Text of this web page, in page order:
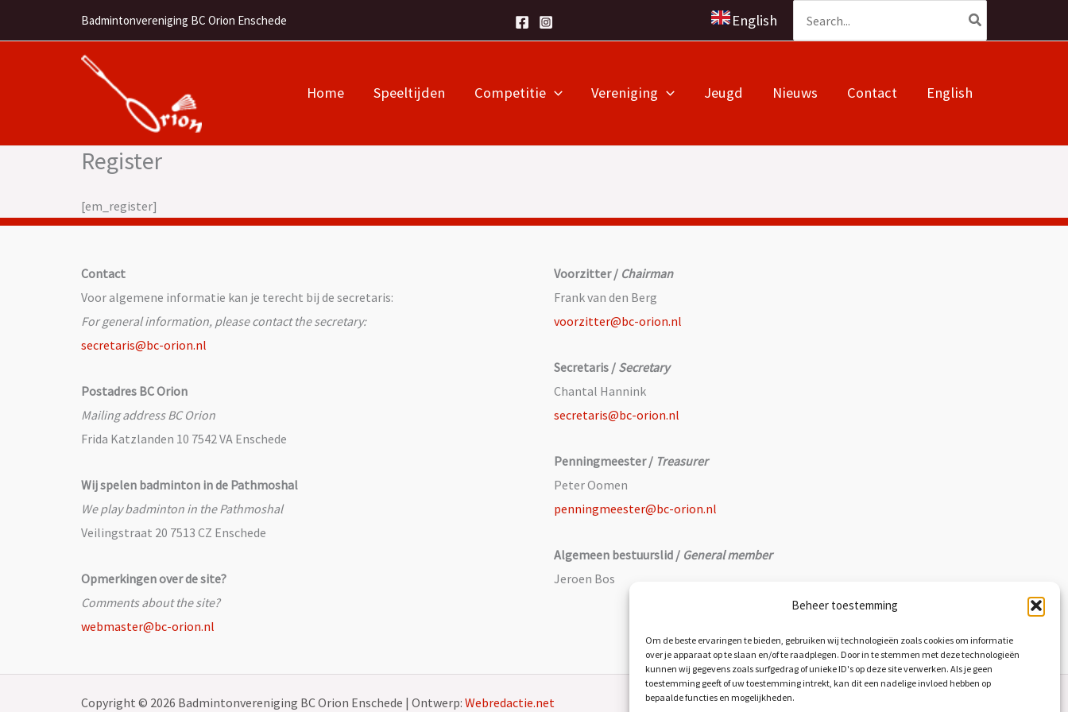
Beheer toestemming
Om de beste ervaringen te bieden, gebruiken wij technologieën zoals cookies om informatie
over je apparaat op te slaan en/of te raadplegen. Door in te stemmen met deze technologieën
kunnen wij gegevens zoals surfgedrag of unieke ID's op deze site verwerken. Als je geen
toestemming geeft of uw toestemming intrekt, kan dit een nadelige invloed hebben op
bepaalde functies en mogelijkheden.
Badmintonvereniging BC Orion Enschede English
naar:
Home Speeltijden Competitie Vereniging Jeugd Nieuws Contact English
Register
[em_register]
Contact
Voor algemene informatie kan je terecht bij de secretaris:
For general information, please contact the secretary:
secretaris@bc-orion.nl
Postadres BC Orion
Mailing address BC Orion
Frida Katzlanden 10 7542 VA Enschede
Wij spelen badminton in de Pathmoshal
We play badminton in the Pathmoshal
Veilingstraat 20 7513 CZ Enschede
Opmerkingen over de site?
Comments about the site?
webmaster@bc-orion.nl
Voorzitter / Chairman
Frank van den Berg
voorzitter@bc-orion.nl
Secretaris / Secretary
Chantal Hannink
secretaris@bc-orion.nl
Penningmeester / Treasurer
Peter Oomen
penningmeester@bc-orion.nl
Algemeen bestuurslid / General member
Jeroen Bos
Copyright © 2026 Badmintonvereniging BC Orion Enschede | Ontwerp: Webredactie.net